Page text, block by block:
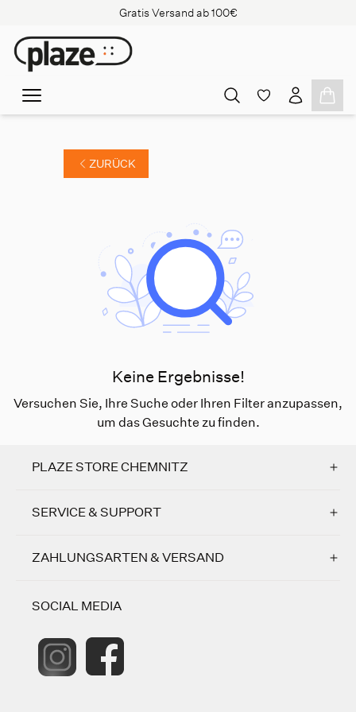
Gratis Versand ab 100€
ZURÜCK
Keine Ergebnisse!
Versuchen Sie, Ihre Suche oder Ihren Filter anzupassen,
um das Gesuchte zu finden.
PLAZE STORE CHEMNITZ
SERVICE & SUPPORT
ZAHLUNGSARTEN & VERSAND
SOCIAL MEDIA